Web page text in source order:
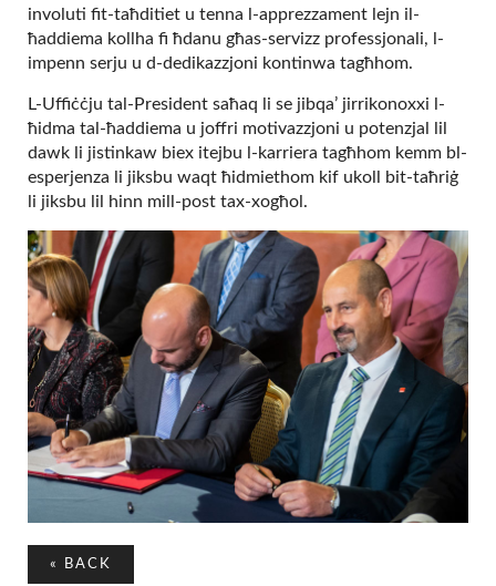
involuti fit-taħditiet u tenna l-apprezzament lejn il-
ħaddiema kollha fi ħdanu għas-servizz professjonali, l-
impenn serju u d-dedikazzjoni kontinwa tagħhom.
L-Uffiċċju tal-President saħaq li se jibqa’ jirrikonoxxi l-
ħidma tal-ħaddiema u joffri motivazzjoni u potenzjal lil
dawk li jistinkaw biex itejbu l-karriera tagħhom kemm bl-
esperjenza li jiksbu waqt ħidmiethom kif ukoll bit-taħriġ
li jiksbu lil hinn mill-post tax-xogħol.
« BACK